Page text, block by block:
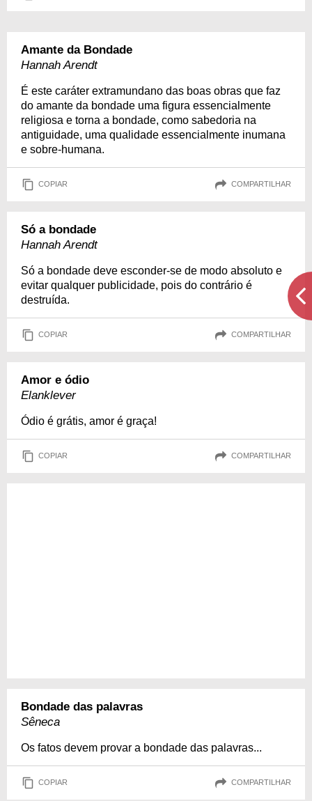
Amante da Bondade
Hannah Arendt
É este caráter extramundano das boas obras que faz
do amante da bondade uma figura essencialmente
religiosa e torna a bondade, como sabedoria na
antiguidade, uma qualidade essencialmente inumana
e sobre-humana.
COPIAR COMPARTILHAR
Só a bondade
Hannah Arendt
Só a bondade deve esconder-se de modo absoluto e
evitar qualquer publicidade, pois do contrário é
destruída.
COPIAR COMPARTILHAR
Amor e ódio
Elanklever
Ódio é grátis, amor é graça!
COPIAR COMPARTILHAR
Bondade das palavras
Sêneca
Os fatos devem provar a bondade das palavras...
COPIAR COMPARTILHAR